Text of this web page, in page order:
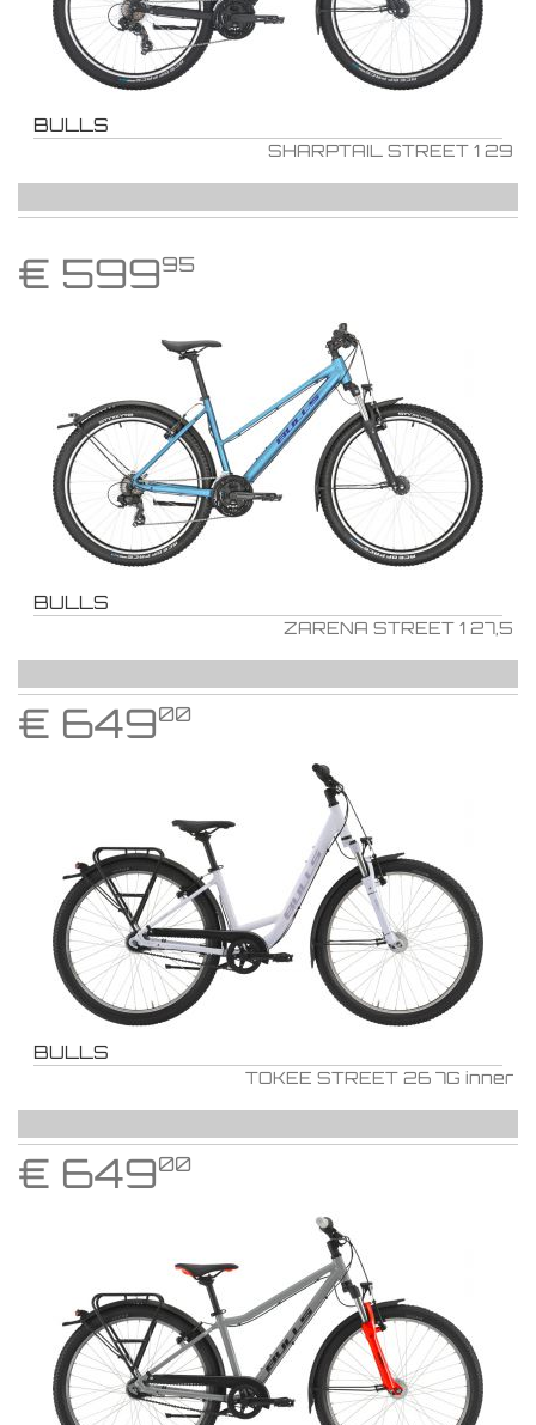
BULLS
SHARPTAIL STREET 1 29
€ 59995
BULLS
ZARENA STREET 1 27,5
€ 64900
BULLS
TOKEE STREET 26 7G inner
€ 64900